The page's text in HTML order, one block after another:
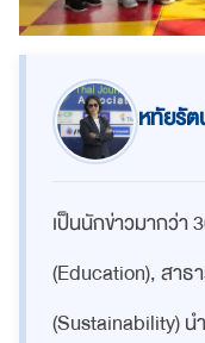
หทัยรัต
เป็นนักข่าวมากว่า
(Education), สาธ
(Sustainability) น